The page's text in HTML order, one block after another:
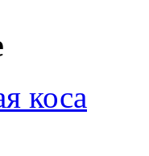
коса